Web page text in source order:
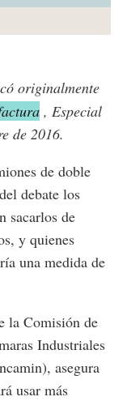
originalmente
, Especial
de 2016.
de doble
debate los
sacarlos de
y quienes
una medida de
la Comisión de
Industriales
asegura
usar más